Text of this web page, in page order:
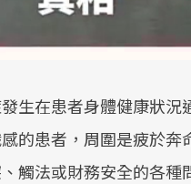
生在患者身體健康狀
的患者，周圍是疲於
觸法或財務安全的各